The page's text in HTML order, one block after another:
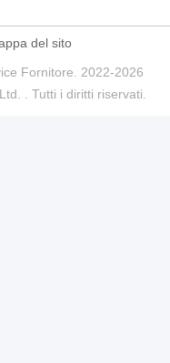
del sito
Fornitore. 2022-2026
. Tutti i diritti riservati.